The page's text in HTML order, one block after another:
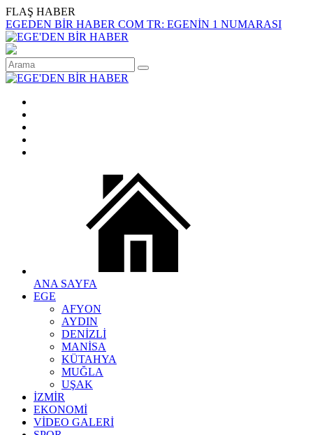
FLAŞ HABER
EGEDEN BİR HABER COM TR: EGENİN 1 NUMARASI
ANA SAYFA
EGE
AFYON
AYDIN
DENİZLİ
MANİSA
KÜTAHYA
MUĞLA
UŞAK
İZMİR
EKONOMİ
VİDEO GALERİ